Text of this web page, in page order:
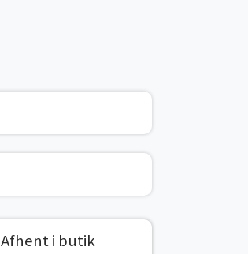
Afhent i butik